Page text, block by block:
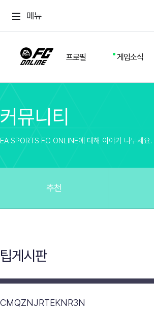
메뉴
프로필 게임소식
스쿼드
커뮤니티
방명록
업데이트
유저 가이드
커뮤니티
EA SPORTS FC ONLINE에 대해 이야기 나누세요.
추천
팁게시판
CMQZNJRTEKNR3N